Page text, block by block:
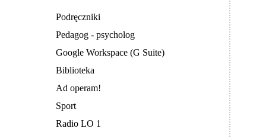
Podręczniki
Pedagog - psycholog
Google Workspace (G Suite)
Biblioteka
Ad operam!
Sport
Radio LO 1